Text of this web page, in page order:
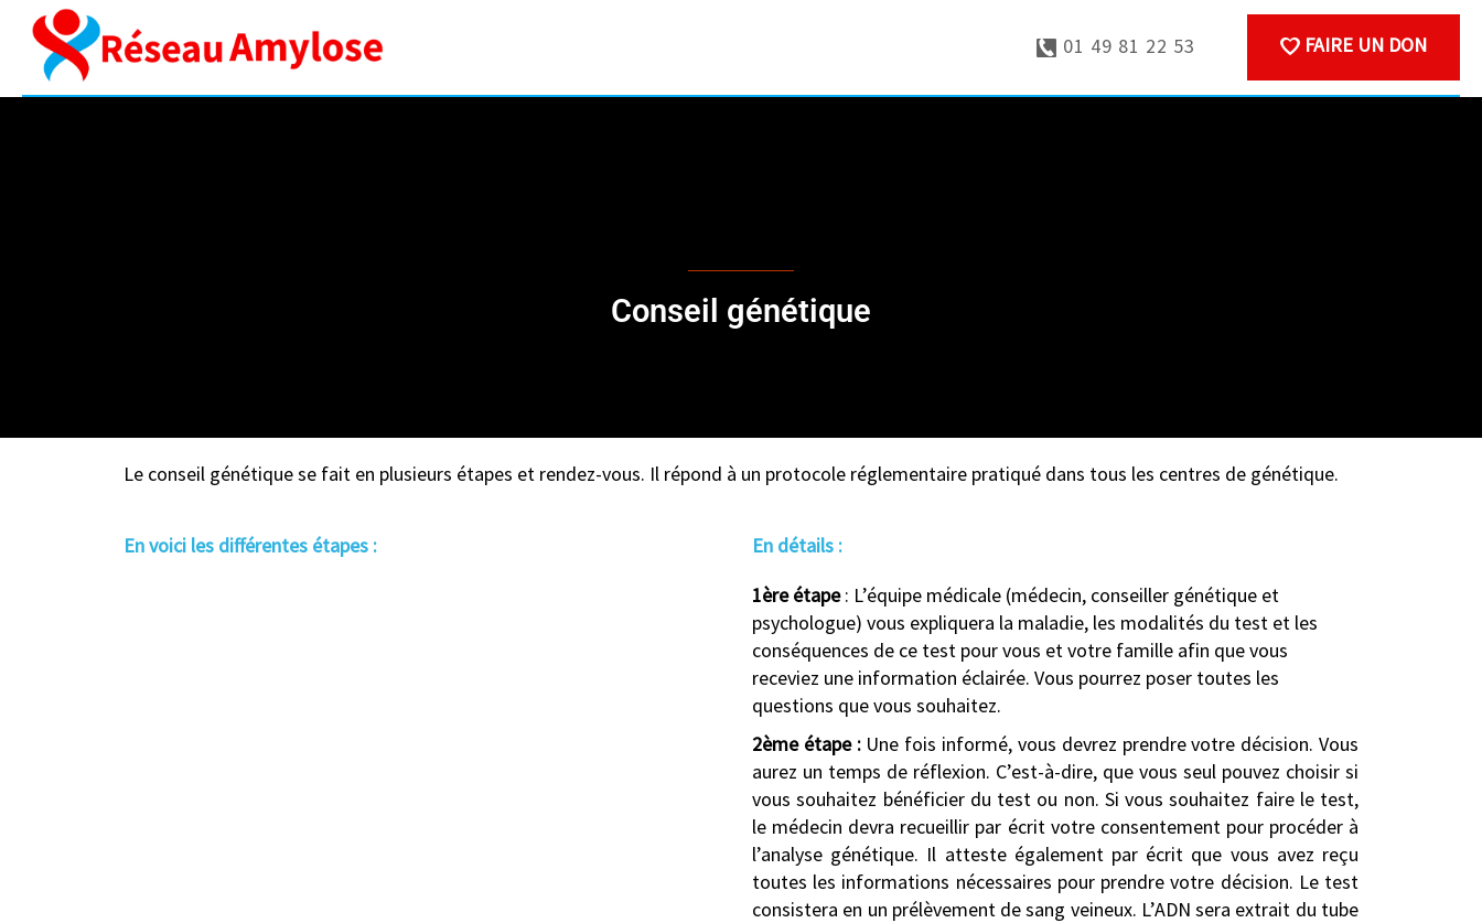
FAIRE UN DON
01 49 81 22 53
Conseil génétique
Le conseil génétique se fait en plusieurs étapes et rendez-vous. Il répond à un protocole réglementaire pratiqué dans tous les centres de génétique.
En voici les différentes étapes :
En détails :
1ère étape: L’équipe médicale (médecin, conseiller génétique et
psychologue) vous expliquera la maladie, les modalités du test et les
conséquences de ce test pour vous et votre famille afin que vous
receviez une information éclairée. Vous pourrez poser toutes les
questions que vous souhaitez.
2ème étape :Une fois informé, vous devrez prendre votre décision. Vous
aurez un temps de réflexion. C’est-à-dire, que vous seul pouvez choisir si
vous souhaitez bénéficier du test ou non. Si vous souhaitez faire le test,
le médecin devra recueillir par écrit votre consentement pour procéder à
l’analyse génétique. Il atteste également par écrit que vous avez reçu
toutes les informations nécessaires pour prendre votre décision. Le test
consistera en un prélèvement de sang veineux. L’ADN sera extrait du tube